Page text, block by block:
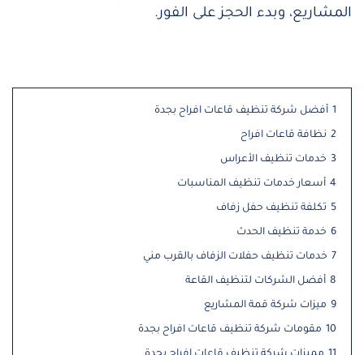
المشاريع، وبدء الحجز على الفور.
1 أفضل شركة تنظيف قاعات افراح بجدة
2 نظافة قاعات افراح
3 خدمات تنظيف الأعراس
4 أسعار خدمات تنظيف المناسبات
5 تكلفة تنظيف حفل زفاف
6 خدمة تنظيف الحدث
7 خدمات تنظيف حفلات الزفاف بالقرب مني
8 أفضل الشركات لتنظيف القاعة
9 ميزات شركة قمة المشاريع
10 مقومات شركة تنظيف قاعات افراح بجدة